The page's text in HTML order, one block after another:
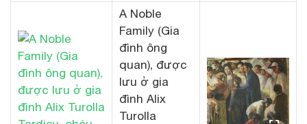
A Noble
Family (Gia
đình ông
quan), được
lưu ở gia
đình Alix
Turolla